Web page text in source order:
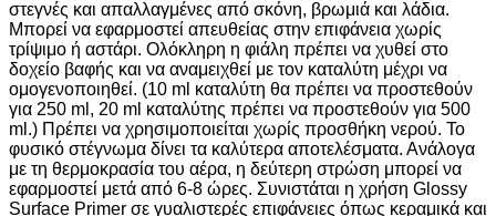
στεγνές και απαλλαγμένες από σκόνη, βρωμιά και λάδια.
Μπορεί να εφαρμοστεί απευθείας στην επιφάνεια χωρίς
τρίψιμο ή αστάρι. Ολόκληρη η φιάλη πρέπει να χυθεί στο
δοχείο βαφής και να αναμειχθεί με τον καταλύτη μέχρι να
ομογενοποιηθεί. (10 ml καταλύτη θα πρέπει να προστεθούν
για 250 ml, 20 ml καταλύτης πρέπει να προστεθούν για 500
ml.) Πρέπει να χρησιμοποιείται χωρίς προσθήκη νερού. Το
φυσικό στέγνωμα δίνει τα καλύτερα αποτελέσματα. Ανάλογα
με τη θερμοκρασία του αέρα, η δεύτερη στρώση μπορεί να
εφαρμοστεί μετά από 6-8 ώρες. Συνιστάται η χρήση Glossy
Surface Primer σε γυαλιστερές επιφάνειες όπως κεραμικά και